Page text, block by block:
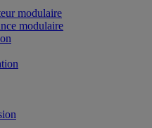
modulaire
modulaire